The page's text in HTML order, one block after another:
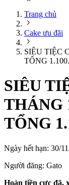
Trang chủ
Cake ưu đãi
SIÊU TIỆC
TỔNG
SIÊU
THÁNG
TỔNG
Ngày hết hạn: 30/
Người đăng: Gato
Hoàn tiền cực đã,